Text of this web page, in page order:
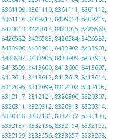
8361109, 8361110, 8361111 , 8361112,
8361116, 8409213, 8409214, 8409215,
8423013, 8423014, 8423015, 8426560,
8426582, 8426583, 8426584, 8426585,
8433900, 8433901 , 8433902, 8433903,
8433907, 8433908, 8433909, 8433910,
8413599, 8413600, 8413606, 8413607,
8413611 , 8413612, 8413613, 8413614,
8312095, 8312099, 8312102, 8312105,
8312117, 8312121 , 8320306, 8320307,
8320311 , 8320312, 8320313, 8320314,
8320318, 8332131 , 8332132, 8332133,
8332137, 8332138, 8332154, 8332155,
8332159, 8333256, 8333257, 8333258,